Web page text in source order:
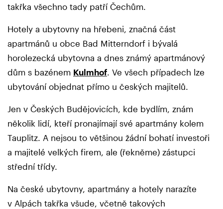
takřka všechno tady patří Čechům.
Hotely a ubytovny na hřebeni, značná část
apartmánů u obce Bad Mitterndorf i bývalá
horolezecká ubytovna a dnes známý apartmánový
dům s bazénem Kulmhof. Ve všech případech lze
ubytování objednat přímo u českých majitelů.
Jen v Českých Budějovicích, kde bydlím, znám
několik lidí, kteří pronajímají své apartmány kolem
Tauplitz. A nejsou to většinou žádní bohatí investoři
a majitelé velkých firem, ale (řekněme) zástupci
střední třídy.
Na české ubytovny, apartmány a hotely narazíte
v Alpách takřka všude, včetně takových